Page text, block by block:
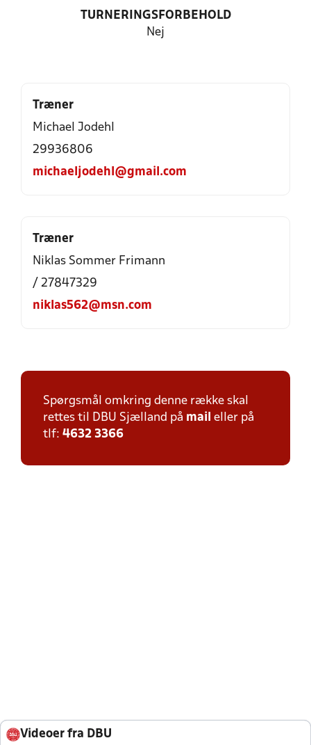
TURNERINGSFORBEHOLD
Nej
Træner
Michael Jodehl
29936806
michaeljodehl@gmail.com
Træner
Niklas Sommer Frimann
/ 27847329
niklas562@msn.com
Spørgsmål omkring denne række skal
rettes til DBU Sjælland på mail eller på
tlf: 4632 3366
Videoer fra DBU